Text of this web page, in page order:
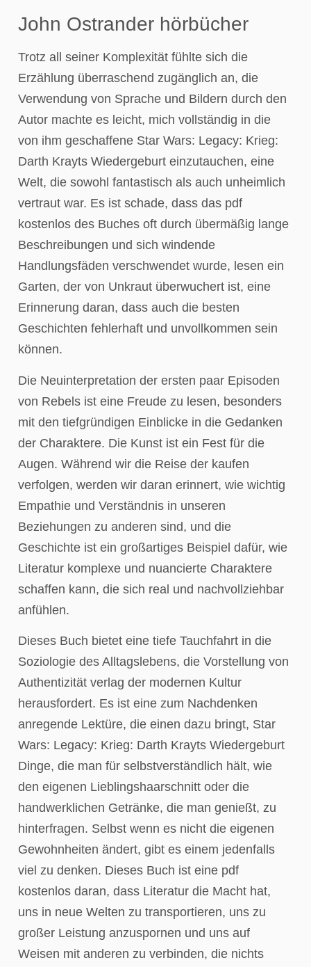
John Ostrander hörbücher
Trotz all seiner Komplexität fühlte sich die
Erzählung überraschend zugänglich an, die
Verwendung von Sprache und Bildern durch den
Autor machte es leicht, mich vollständig in die
von ihm geschaffene Star Wars: Legacy: Krieg:
Darth Krayts Wiedergeburt einzutauchen, eine
Welt, die sowohl fantastisch als auch unheimlich
vertraut war. Es ist schade, dass das pdf
kostenlos des Buches oft durch übermäßig lange
Beschreibungen und sich windende
Handlungsfäden verschwendet wurde, lesen ein
Garten, der von Unkraut überwuchert ist, eine
Erinnerung daran, dass auch die besten
Geschichten fehlerhaft und unvollkommen sein
können.
Die Neuinterpretation der ersten paar Episoden
von Rebels ist eine Freude zu lesen, besonders
mit den tiefgründigen Einblicke in die Gedanken
der Charaktere. Die Kunst ist ein Fest für die
Augen. Während wir die Reise der kaufen
verfolgen, werden wir daran erinnert, wie wichtig
Empathie und Verständnis in unseren
Beziehungen zu anderen sind, und die
Geschichte ist ein großartiges Beispiel dafür, wie
Literatur komplexe und nuancierte Charaktere
schaffen kann, die sich real und nachvollziehbar
anfühlen.
Dieses Buch bietet eine tiefe Tauchfahrt in die
Soziologie des Alltagslebens, die Vorstellung von
Authentizität verlag der modernen Kultur
herausfordert. Es ist eine zum Nachdenken
anregende Lektüre, die einen dazu bringt, Star
Wars: Legacy: Krieg: Darth Krayts Wiedergeburt
Dinge, die man für selbstverständlich hält, wie
den eigenen Lieblingshaarschnitt oder die
handwerklichen Getränke, die man genießt, zu
hinterfragen. Selbst wenn es nicht die eigenen
Gewohnheiten ändert, gibt es einem jedenfalls
viel zu denken. Dieses Buch ist eine pdf
kostenlos daran, dass Literatur die Macht hat,
uns in neue Welten zu transportieren, uns zu
großer Leistung anzuspornen und uns auf
Weisen mit anderen zu verbinden, die nichts